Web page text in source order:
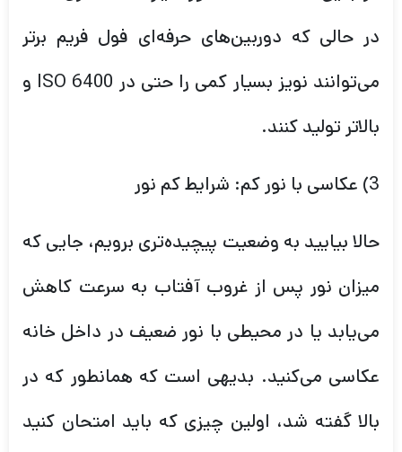
در حالی که دوربین‌های حرفه‌ای فول فریم برتر
می‌توانند نویز بسیار کمی را حتی در ISO 6400 و
بالاتر تولید کنند.
3) عکاسی با نور کم: شرایط کم نور
حالا بیایید به وضعیت پیچیده‌تری برویم، جایی که
میزان نور پس از غروب آفتاب به سرعت کاهش
می‌یابد یا در محیطی با نور ضعیف در داخل خانه
عکاسی می‌کنید. بدیهی است که همانطور که در
بالا گفته شد، اولین چیزی که باید امتحان کنید